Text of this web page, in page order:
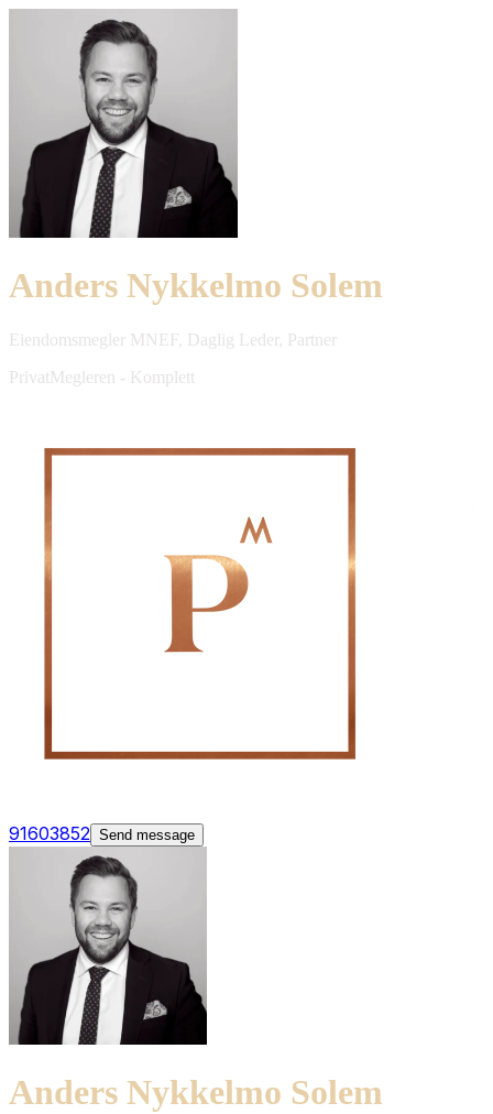
Anders Nykkelmo Solem
Eiendomsmegler MNEF, Daglig Leder, Partner
PrivatMegleren - Komplett
91603852 Send message
Anders Nykkelmo Solem